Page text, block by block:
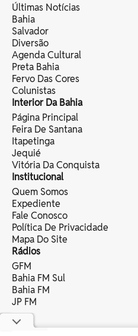
Últimas Notícias
Bahia
Salvador
Diversão
Agenda Cultural
Preta Bahia
Fervo Das Cores
Colunistas
Interior Da Bahia
Página Principal
Feira De Santana
Itapetinga
Jequié
Vitória Da Conquista
Institucional
Quem Somos
Expediente
Fale Conosco
Política De Privacidade
Mapa Do Site
Rádios
GFM
Bahia FM Sul
Bahia FM
JP FM